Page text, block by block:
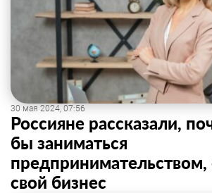
30 мая 2024, 07:56
Россияне рассказали,
бы заниматься
предпринимательством,
свой бизнес